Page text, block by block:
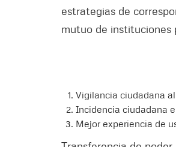
estrategias de
mutuo de instituciones
Vigilancia ciudadana
Incidencia ciudadana
Mejor experiencia de